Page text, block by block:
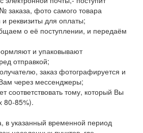
заказа, фото самого товара
и реквизиты для оплаты;
о её поступлении, и передаём
и упаковывают
отправкой;
заказ фотографируется и
через мессенджеры;
соответствовать тому, который Вы
80-85%).
в указанный временной период